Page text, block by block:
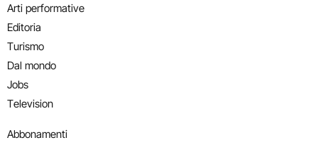
Arti performative
Editoria
Turismo
Dal mondo
Jobs
Television
Abbonamenti